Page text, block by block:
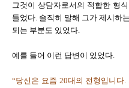
그것이 상담자로서의 적합한 형
들었다. 솔직히 말해 그가 제시하
되는 부분도 있었다.
예를 들어 이런 답변이 있었다.
“당신은 요즘 20대의 전형입니다